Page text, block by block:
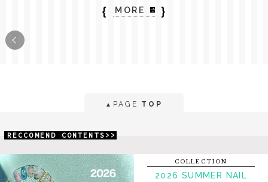
｛ MORE ｝
▲ PAGE TOP
RECCOMEND CONTENTS>>
COLLECTION
2026 SUMMER NAIL